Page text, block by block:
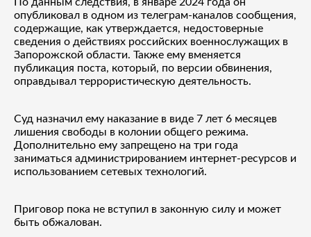
опубликовал в одном из телеграм-каналов сообщения,
содержащие, как утверждается, недостоверные
сведения о действиях российских военнослужащих в
Запорожской области. Также ему вменяется
публикация поста, который, по версии обвинения,
оправдывал террористическую деятельность.
Суд назначил ему наказание в виде 7 лет 6 месяцев
лишения свободы в колонии общего режима.
Дополнительно ему запрещено на три года
заниматься администрированием интернет-ресурсов и
использованием сетевых технологий.
Приговор пока не вступил в законную силу и может
быть обжалован.